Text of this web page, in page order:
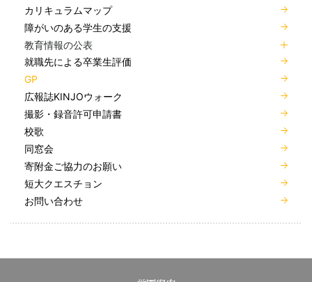
カリキュラムマップ
障がいのある学生の支援
教育情報の公表
就職先による卒業生評価
GP
広報誌KINJOウォーク
撮影・録音許可申請書
校歌
同窓会
寄附金ご協力のお願い
短大クエスチョン
お問い合わせ